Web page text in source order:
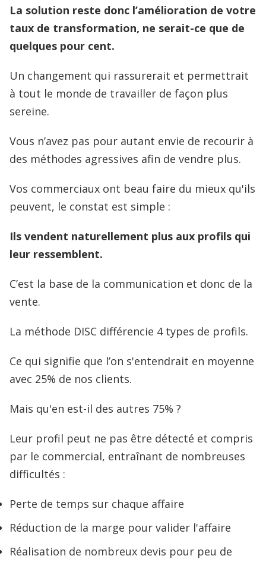
La solution reste donc l’amélioration de votre
taux de transformation, ne serait-ce que de
quelques pour cent.
Un changement qui rassurerait et permettrait
à tout le monde de travailler de façon plus
sereine.
Vous n’avez pas pour autant envie de recourir à
des méthodes agressives afin de vendre plus.
Vos commerciaux ont beau faire du mieux qu'ils
peuvent, le constat est simple :
Ils vendent naturellement plus aux profils qui
leur ressemblent.
C’est la base de la communication et donc de la
vente.
La méthode DISC différencie 4 types de profils.
Ce qui signifie que l’on s'entendrait en moyenne
avec 25% de nos clients.
Mais qu'en est-il des autres 75% ?
Leur profil peut ne pas être détecté et compris
par le commercial, entraînant de nombreuses
difficultés :
Perte de temps sur chaque affaire
Réduction de la marge pour valider l'affaire
Réalisation de nombreux devis pour peu de